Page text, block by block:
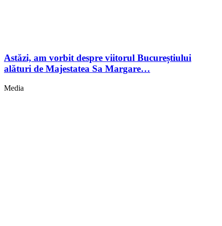
Astăzi, am vorbit despre viitorul Bucureștiului
alături de Majestatea Sa Margare…
Media